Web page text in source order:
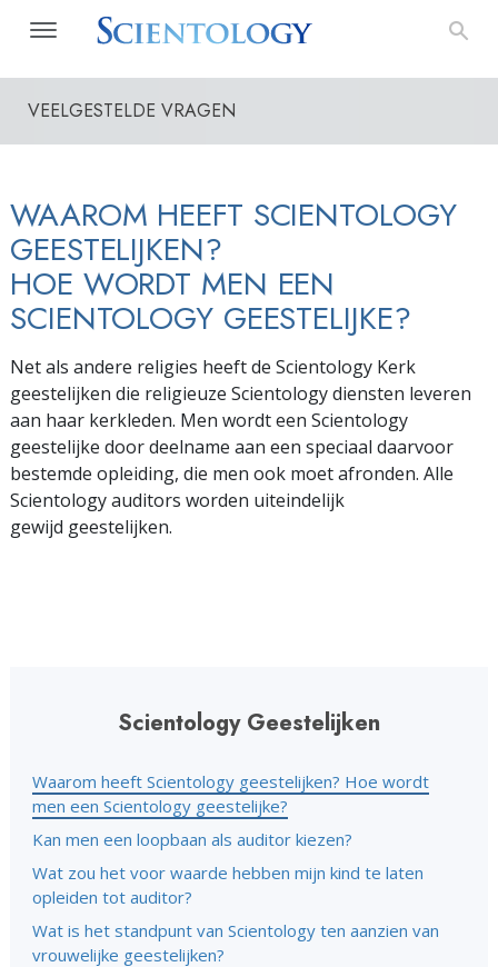
VEELGESTELDE VRAGEN
WAAROM HEEFT SCIENTOLOGY
GEESTELIJKEN?
HOE WORDT MEN EEN
SCIENTOLOGY GEESTELIJKE?
Net als andere religies heeft de Scientology Kerk
geestelijken die religieuze Scientology diensten leveren
aan haar kerkleden. Men wordt een Scientology
geestelijke door deelname aan een speciaal daarvoor
bestemde opleiding, die men ook moet afronden. Alle
Scientology auditors worden uiteindelijk
gewijd geestelijken.
Scientology Geestelijken
Waarom heeft Scientology geestelijken? Hoe wordt
men een Scientology geestelijke?
Kan men een loopbaan als auditor kiezen?
Wat zou het voor waarde hebben mijn kind te laten
opleiden tot auditor?
Wat is het standpunt van Scientology ten aanzien van
vrouwelijke geestelijken?